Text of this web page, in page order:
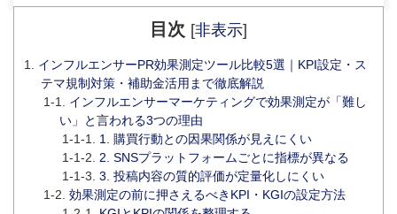
目次 [非表示]
インフルエンサーPR効果測定ツール比較5選｜KPI設定・ス
テマ規制対策・補助金活用まで徹底解説
インフルエンサーマーケティングで効果測定が「難し
い」と言われる3つの理由
1. 購買行動との因果関係が見えにくい
2. SNSプラットフォームごとに指標が異なる
3. 投稿内容の質的評価が定量化しにくい
効果測定の前に押さえるべきKPI・KGIの設定方法